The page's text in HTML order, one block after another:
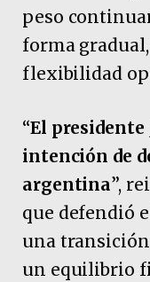
peso
forma
flexibilidad
“El
intención de
argentina”,
que defendió
una
un equilibrio